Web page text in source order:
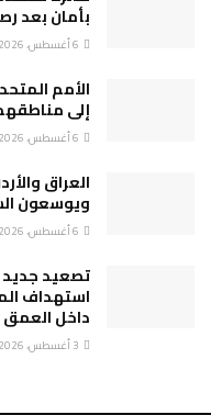
بأمان بعد
إلى
العراق
ويوسعون
تصعيد جديد
استهداف
داخل العمق